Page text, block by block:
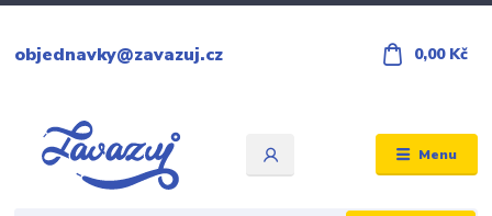
Menu
objednavky@zavazuj.cz 0,00 Kč